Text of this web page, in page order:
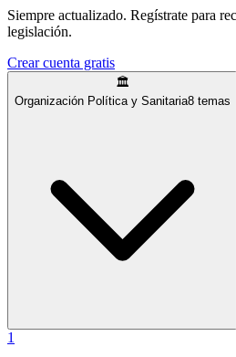
Siempre actualizado. Regístrate para
legislación.
Crear cuenta gratis
🏛️
Organización Política y Sanitaria8 temas
1